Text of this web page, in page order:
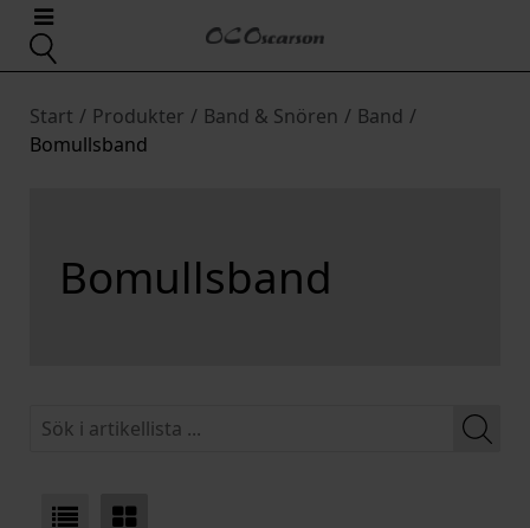
Start / Produkter / Band & Snören / Band /
Bomullsband
Bomullsband